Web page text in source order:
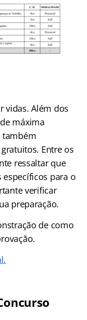
vidas. Além dos
máxima
também
Entre os
ressaltar que
para o
verificar
preparação.
de como